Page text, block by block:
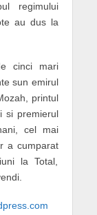
regimului
au dus la
cinci mari
sun emirul
printul
si premierul
cel mai
a cumparat
la Total,